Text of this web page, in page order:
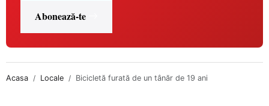
Abonează-te
Acasa Locale Bicicletă furată de un tânăr de 19 ani